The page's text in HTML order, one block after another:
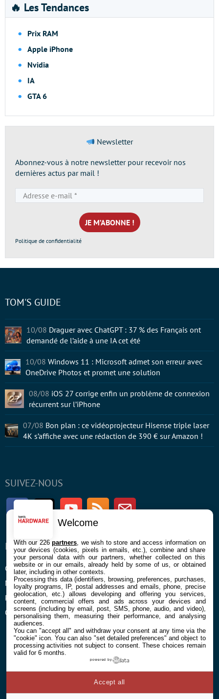
🔥 Les Tendances
Prix RAM
Apple iPhone
Nvidia
IA
GTA 6
Newsletter
Abonnez-vous à notre newsletter pour recevoir nos
dernières actus par mail !
e-
mail
*
Politique de confidentialité
SUIVEZ-NOUS
FacebookTwitter Youtube RSS Newsletter
ENTREPRISE
Confidentialité et Cookies
Mentions légales et CGU
Préférences Cookies
Qui sommes nous
À PROPOS
Contact
TOM'S GUIDE
10/08 Draguer avec ChatGPT : 37 % des Français ont
demandé de l’aide à une IA cet été
10/08 Windows 11 : Microsoft admet son erreur avec
OneDrive Photos et promet une solution
08/08 iOS 27 corrige enfin un problème de connexion
récurrent sur l’iPhone
07/08 Bon plan : ce vidéoprojecteur Hisense triple laser
4K s’affiche avec une rédaction de 390 € sur Amazon !
Welcome
With our 226partners , we wish to store and access information on
your devices (cookies, pixels in emails, etc.), combine and share
your personal data with our partners, whether collected on this
website or in our emails, already held by some of us, or obtained
later, including in other contexts.
Processing this data (identifiers, browsing, preferences, purchases,
loyalty programs, IP, postal addresses and emails, phone, precise
geolocation, etc.) allows developing and offering you services,
content, commercial offers and ads across your devices and
screens (including by email, post, SMS, phone, audio, and video),
personalising them, measuring their performance, and analysing
audiences.
You can "accept all" and withdraw your consent at any time via the
"cookie" icon. You can also "set detailed preferences" and object to
processing activities not subject to consent. These choices remain
valid for 6 months.
powered by
Accept all